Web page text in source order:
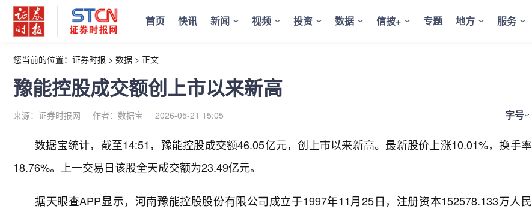
首页 快讯 新闻 视频 投资 数据 信披+ 专题 地方 服务
您当前的位置： 证券时报 > 数据 > 正文
豫能控股成交额创上市以来新高
来源：证券时报网 作者：数据宝 2026-05-21 15:05 字号
数据宝统计，截至14:51，豫能控股成交额46.05亿元，创上市以来新高。最新股价上涨10.01%，换手率
18.76%。上一交易日该股全天成交额为23.49亿元。
据天眼查APP显示，河南豫能控股股份有限公司成立于1997年11月25日，注册资本152578.133万人民